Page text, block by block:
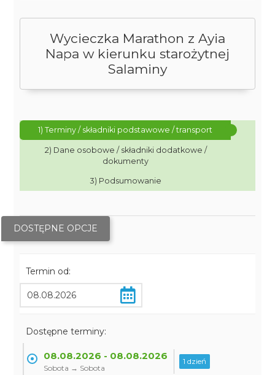
Wycieczka Marathon z Ayia
Napa w kierunku starożytnej
Salaminy
1) Terminy / składniki podstawowe / transport
2) Dane osobowe / składniki dodatkowe /
dokumenty
3) Podsumowanie
DOSTĘPNE OPCJE
Termin od:
Dostępne terminy:
08.08.2026 - 08.08.2026
Sobota → Sobota
1 dzień